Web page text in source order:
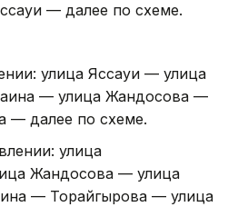
— далее по схеме.
улица Яссауи — улица
— улица Жандосова —
— далее по схеме.
улица
Жандосова — улица
— Торайгырова — улица